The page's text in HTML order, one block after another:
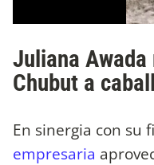
Juliana
Chubut a
En sinergia con su
empresaria